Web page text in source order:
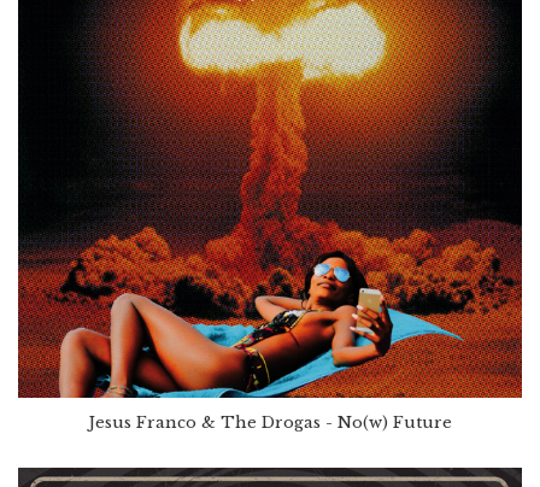
Jesus Franco & The Drogas - No(w) Future